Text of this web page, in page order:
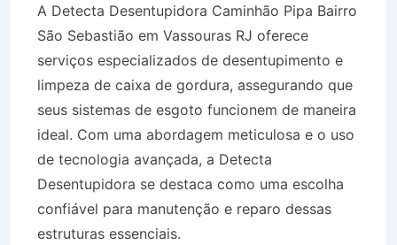
A Detecta Desentupidora Caminhão Pipa Bairro
São Sebastião em Vassouras RJ oferece
serviços especializados de desentupimento e
limpeza de caixa de gordura, assegurando que
seus sistemas de esgoto funcionem de maneira
ideal. Com uma abordagem meticulosa e o uso
de tecnologia avançada, a Detecta
Desentupidora se destaca como uma escolha
confiável para manutenção e reparo dessas
estruturas essenciais.